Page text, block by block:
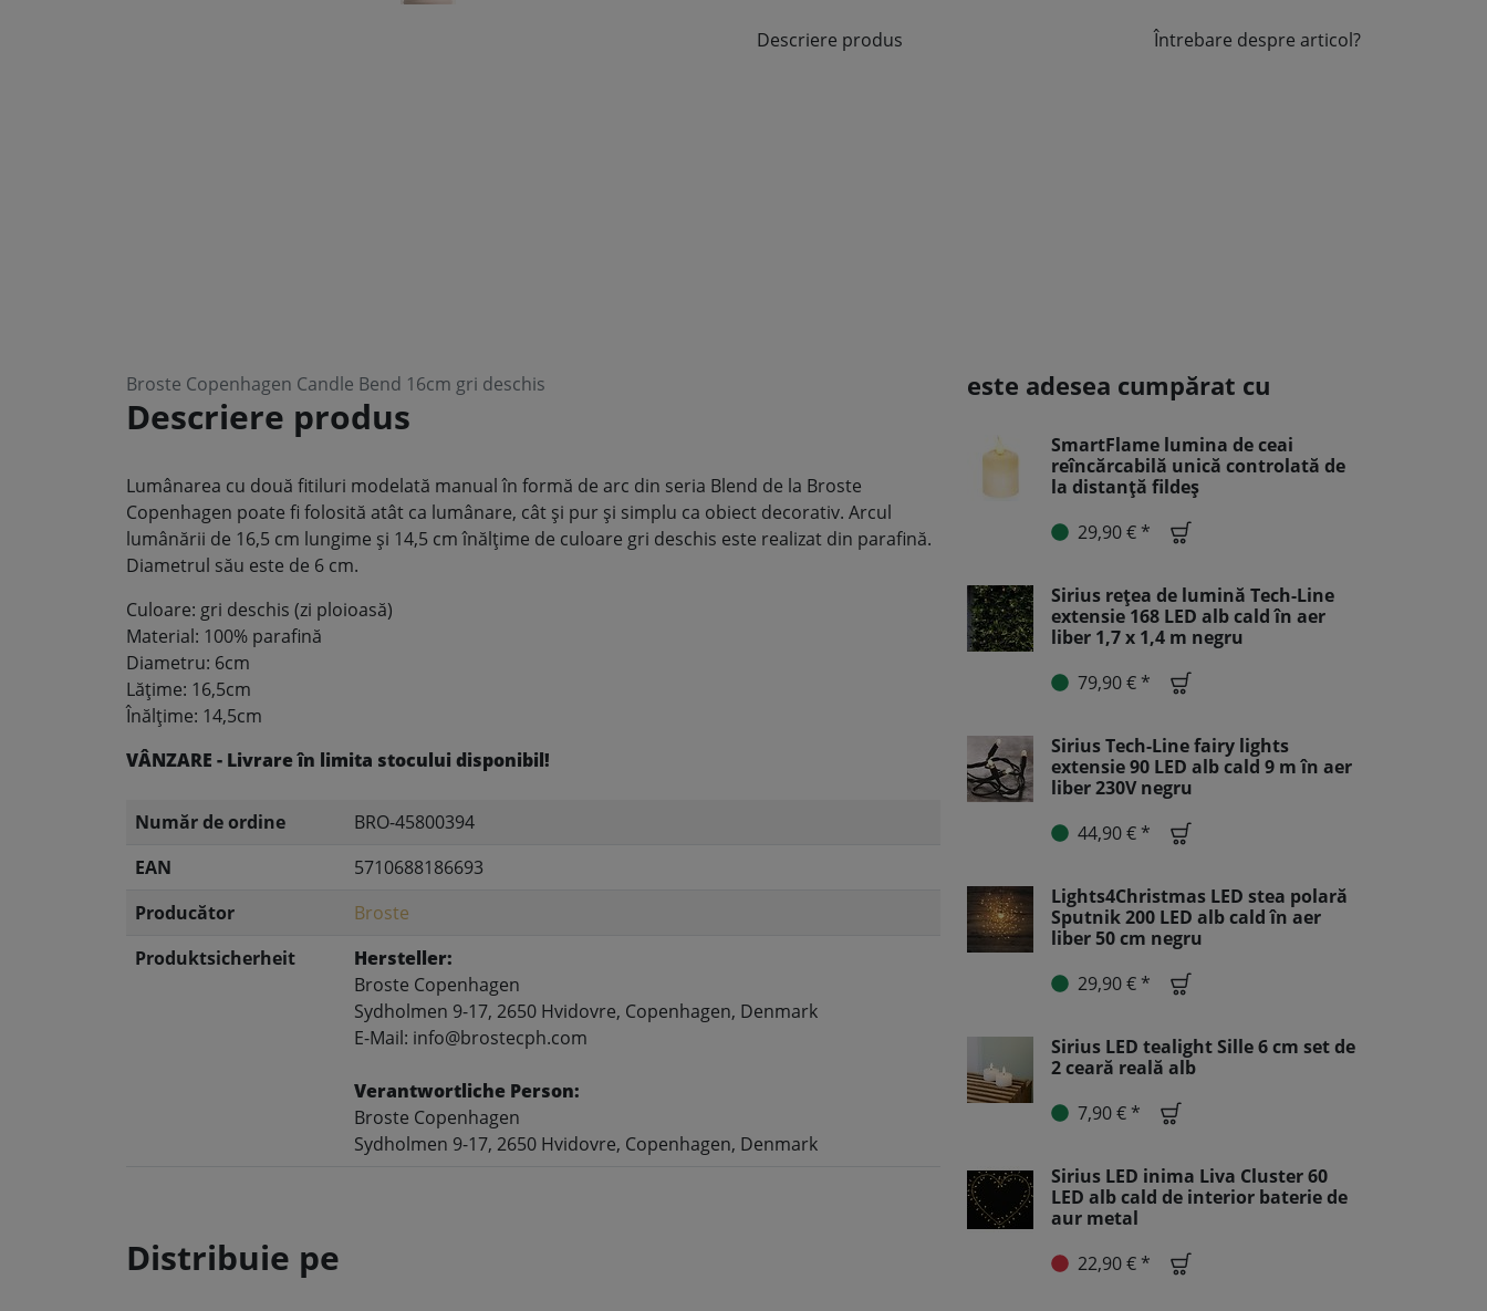
Descriere produs Întrebare despre articol?
Broste Copenhagen Candle Bend 16cm gri deschis
Descriere produs
Lumânarea cu două fitiluri modelată manual în formă de arc din seria Blend de la Broste
Copenhagen poate fi folosită atât ca lumânare, cât și pur și simplu ca obiect decorativ. Arcul
lumânării de 16,5 cm lungime și 14,5 cm înălțime de culoare gri deschis este realizat din parafină.
Diametrul său este de 6 cm.
Culoare: gri deschis (zi ploioasă)
Material: 100% parafină
Diametru: 6cm
Lățime: 16,5cm
Înălțime: 14,5cm
VÂNZARE - Livrare în limita stocului disponibil!
Număr de ordine
BRO-45800394
EAN
5710688186693
Producător
Broste
Produktsicherheit
Hersteller:
Broste Copenhagen
Sydholmen 9-17, 2650 Hvidovre, Copenhagen, Denmark
E-Mail: info@brostecph.com
Verantwortliche Person:
Broste Copenhagen
Sydholmen 9-17, 2650 Hvidovre, Copenhagen, Denmark
Distribuie pe
este adesea cumpărat cu
SmartFlame lumina de ceai
reîncărcabilă unică controlată de
la distanță fildeș
29,90 € *
Sirius rețea de lumină Tech-Line
extensie 168 LED alb cald în aer
liber 1,7 x 1,4 m negru
79,90 € *
Sirius Tech-Line fairy lights
extensie 90 LED alb cald 9 m în aer
liber 230V negru
44,90 € *
Lights4Christmas LED stea polară
Sputnik 200 LED alb cald în aer
liber 50 cm negru
29,90 € *
Sirius LED tealight Sille 6 cm set de
2 ceară reală alb
7,90 € *
Sirius LED inima Liva Cluster 60
LED alb cald de interior baterie de
aur metal
22,90 € *